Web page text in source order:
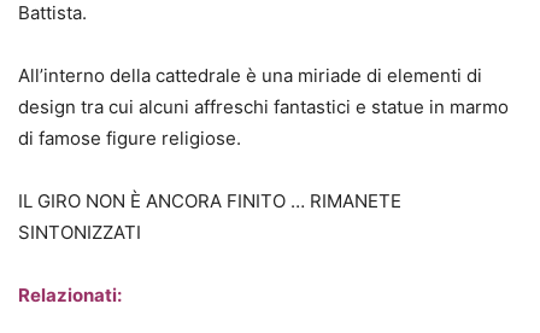
Battista.
All’interno della cattedrale è una miriade di elementi di
design tra cui alcuni affreschi fantastici e statue in marmo
di famose figure religiose.
IL GIRO NON È ANCORA FINITO … RIMANETE
SINTONIZZATI
Relazionati: